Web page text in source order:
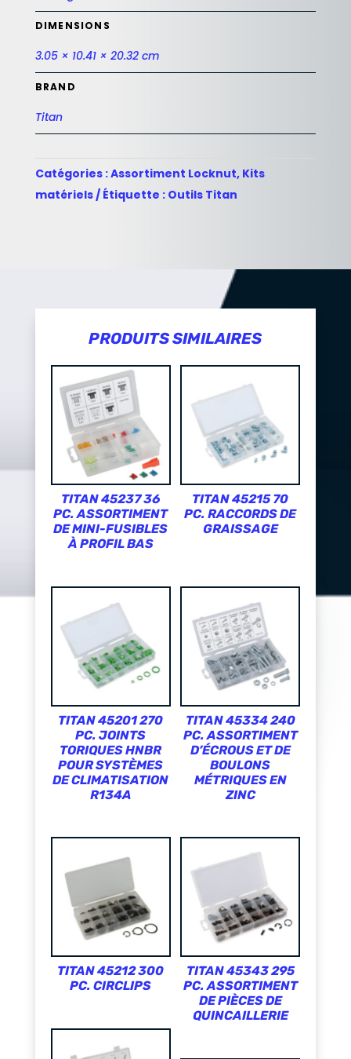
DIMENSIONS
3.05 × 10.41 × 20.32 cm
BRAND
Titan
Catégories :Assortiment Locknut, Kits
matériels
Étiquette : Outils Titan
PRODUITS SIMILAIRES
TITAN 45237 36
PC. ASSORTIMENT
DE MINI-FUSIBLES
À PROFIL BAS
TITAN 45215 70
PC. RACCORDS DE
GRAISSAGE
TITAN 45201 270
PC. JOINTS
TORIQUES HNBR
POUR SYSTÈMES
DE CLIMATISATION
R134A
TITAN 45334 240
PC. ASSORTIMENT
D’ÉCROUS ET DE
BOULONS
MÉTRIQUES EN
ZINC
TITAN 45212 300
PC. CIRCLIPS
TITAN 45343 295
PC. ASSORTIMENT
DE PIÈCES DE
QUINCAILLERIE